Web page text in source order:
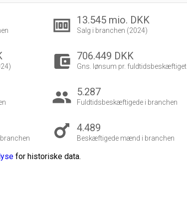
money 13.545 mio. DKK
Salg i branchen (2024)
account_balance_wallet 706.449 DKK
Gns. lønsum pr. fuldtidsbeskæftiget
group 5.287
Fuldtidsbeskæftigede i branchen
4.489
Beskæftigede mænd i branchen
for historiske data.